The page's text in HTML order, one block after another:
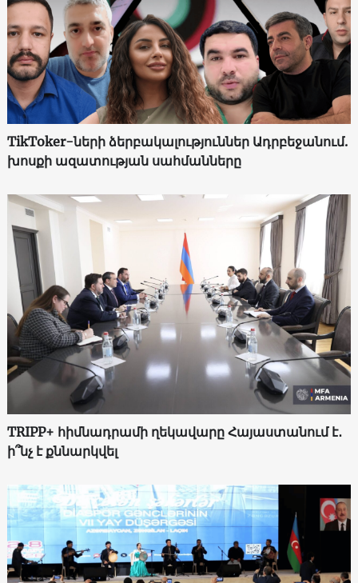
TikToker-ների ձերբակալություններ Ադրբեջանում.
խոսքի ազատության սահմանները
TRIPP+ հիմնադրամի ղեկավարը Հայաստանում է․
ի՞նչ է քննարկվել